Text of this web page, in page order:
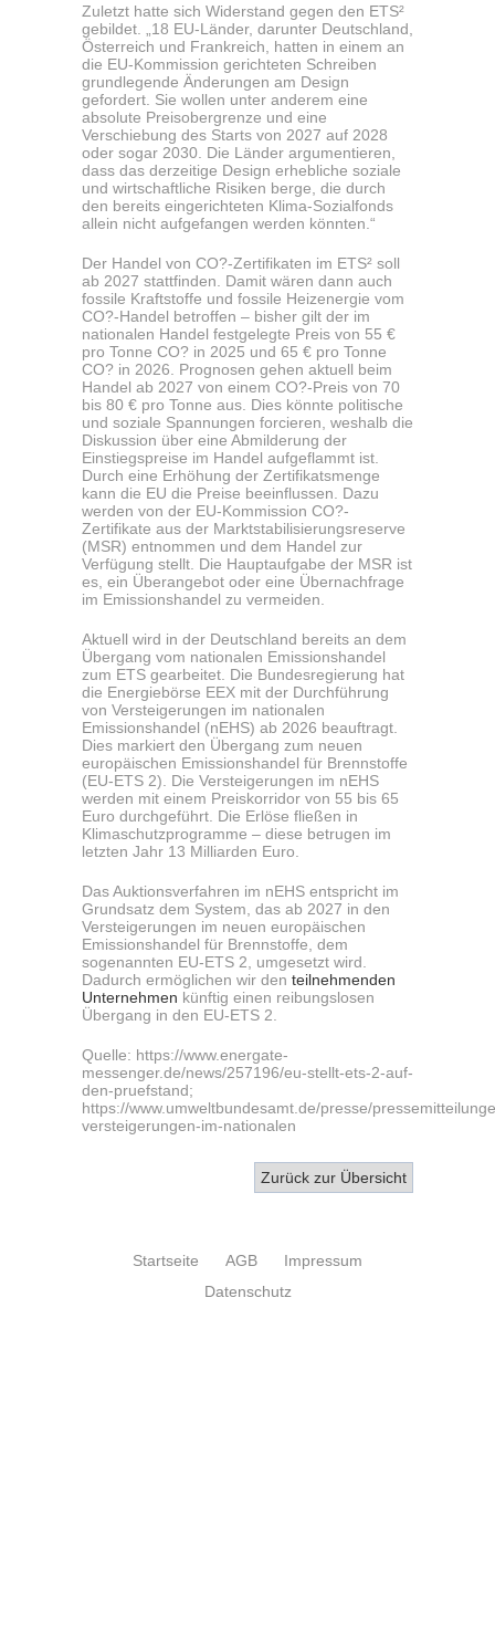
Zuletzt hatte sich Widerstand gegen den ETS²
gebildet. „18 EU-Länder, darunter Deutschland,
Österreich und Frankreich, hatten in einem an
die EU-Kommission gerichteten Schreiben
grundlegende Änderungen am Design
gefordert. Sie wollen unter anderem eine
absolute Preisobergrenze und eine
Verschiebung des Starts von 2027 auf 2028
oder sogar 2030. Die Länder argumentieren,
dass das derzeitige Design erhebliche soziale
und wirtschaftliche Risiken berge, die durch
den bereits eingerichteten Klima-Sozialfonds
allein nicht aufgefangen werden könnten.“
Der Handel von CO?-Zertifikaten im ETS² soll
ab 2027 stattfinden. Damit wären dann auch
fossile Kraftstoffe und fossile Heizenergie vom
CO?-Handel betroffen – bisher gilt der im
nationalen Handel festgelegte Preis von 55 €
pro Tonne CO? in 2025 und 65 € pro Tonne
CO? in 2026. Prognosen gehen aktuell beim
Handel ab 2027 von einem CO?-Preis von 70
bis 80 € pro Tonne aus. Dies könnte politische
und soziale Spannungen forcieren, weshalb die
Diskussion über eine Abmilderung der
Einstiegspreise im Handel aufgeflammt ist.
Durch eine Erhöhung der Zertifikatsmenge
kann die EU die Preise beeinflussen. Dazu
werden von der EU-Kommission CO?-
Zertifikate aus der Marktstabilisierungsreserve
(MSR) entnommen und dem Handel zur
Verfügung stellt. Die Hauptaufgabe der MSR ist
es, ein Überangebot oder eine Übernachfrage
im Emissionshandel zu vermeiden.
Aktuell wird in der Deutschland bereits an dem
Übergang vom nationalen Emissionshandel
zum ETS gearbeitet. Die Bundesregierung hat
die Energiebörse EEX mit der Durchführung
von Versteigerungen im nationalen
Emissionshandel (nEHS) ab 2026 beauftragt.
Dies markiert den Übergang zum neuen
europäischen Emissionshandel für Brennstoffe
(EU-ETS 2). Die Versteigerungen im nEHS
werden mit einem Preiskorridor von 55 bis 65
Euro durchgeführt. Die Erlöse fließen in
Klimaschutzprogramme – diese betrugen im
letzten Jahr 13 Milliarden Euro.
Das Auktionsverfahren im nEHS entspricht im
Grundsatz dem System, das ab 2027 in den
Versteigerungen im neuen europäischen
Emissionshandel für Brennstoffe, dem
sogenannten EU-ETS 2, umgesetzt wird.
Dadurch ermöglichen wir den teilnehmenden
Unternehmen künftig einen reibungslosen
Übergang in den EU-ETS 2.
Quelle: https://www.energate-
messenger.de/news/257196/eu-stellt-ets-2-auf-
den-pruefstand;
https://www.umweltbundesamt.de/presse/
versteigerungen-im-nationalen
Zurück zur Übersicht
Startseite AGB
Impressum
Datenschutz